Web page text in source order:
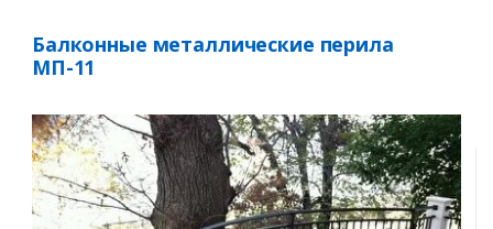
Балконные металлические перила
МП-11